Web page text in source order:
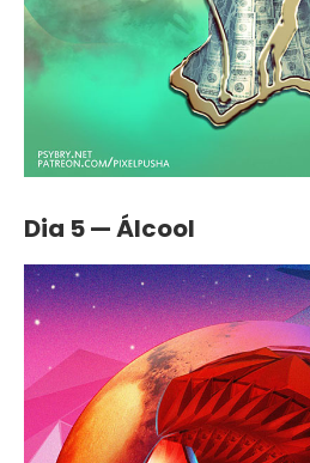
Dia 5 — Álcool